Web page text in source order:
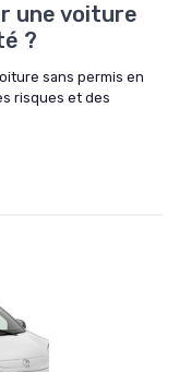
une voiture
?
sans permis en
risques et des